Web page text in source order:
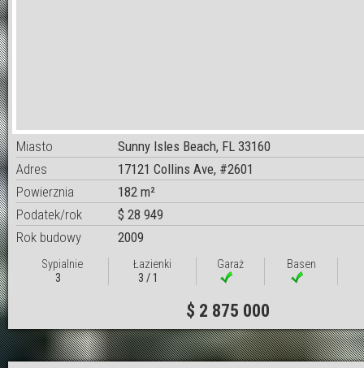
Miasto
Sunny Isles Beach, FL 33160
Adres
17121 Collins Ave, #2601
Powierznia
182 m²
Podatek/rok
$ 28 949
Rok budowy
2009
Sypialnie
3
Łazienki
3 / 1
Garaż Basen
$ 2 875 000